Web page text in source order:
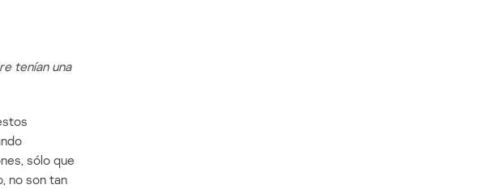
tenían una
sólo que
no son tan